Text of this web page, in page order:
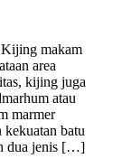
makam
area
kijing juga
atau
marmer
batu
dua jenis […]